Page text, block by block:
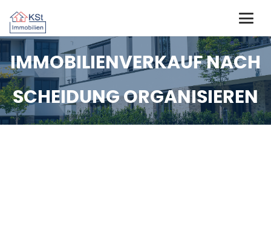
IMMOBILIENVERKAUF NACH
SCHEIDUNG ORGANISIEREN